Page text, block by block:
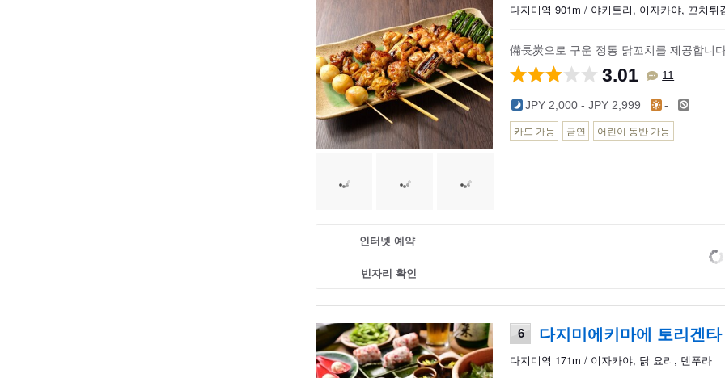
다지미역 901m / 야키토리, 이자카야, 꼬치튀
備長炭으로 구운 정통 닭꼬치를 제공합니
3.01 11
JPY 2,000 - JPY 2,999 - -
카드 가능 금연 어린이 동반 가능
인터넷 예약
빈자리 확인
6 다지미에키마에 토리겐타
다지미역 171m / 이자카야, 닭 요리, 덴푸라